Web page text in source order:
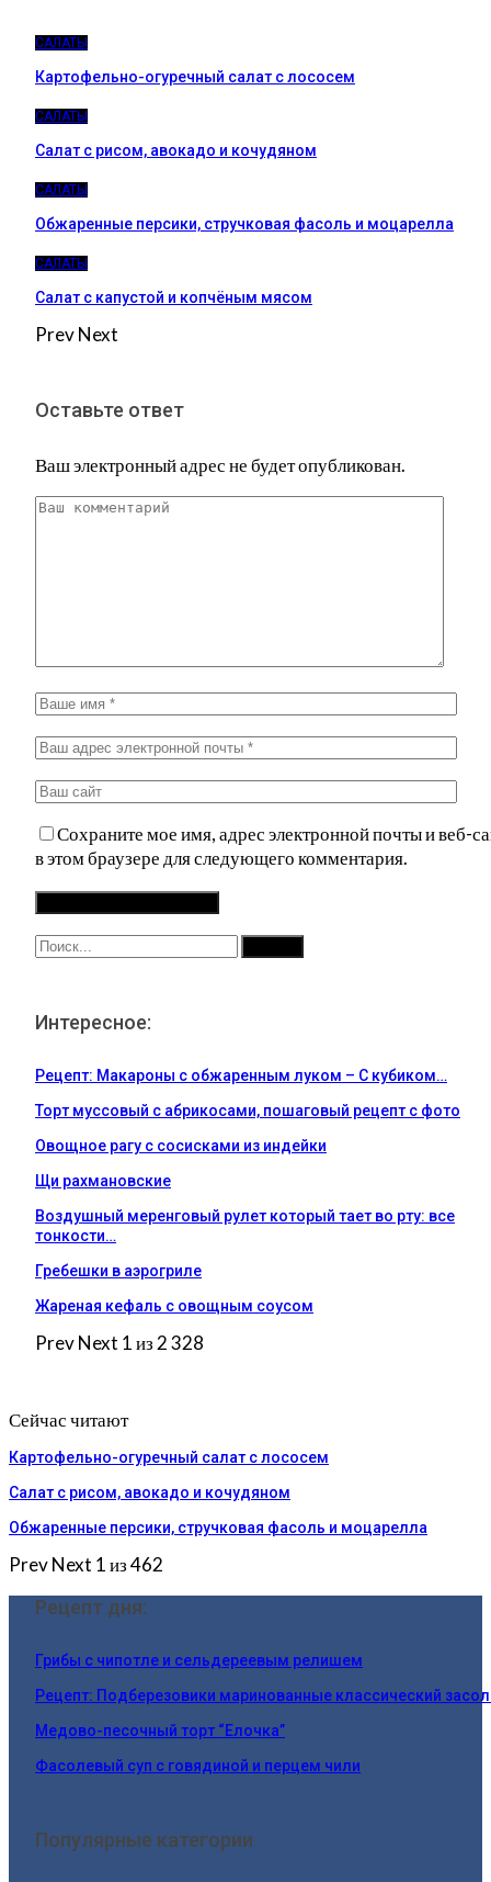
САЛАТЫ
Картофельно-огуречный салат с лососем
САЛАТЫ
Салат с рисом, авокадо и кочудяном
САЛАТЫ
Обжаренные персики, стручковая фасоль и моцарелла
САЛАТЫ
Салат с капустой и копчёным мясом
PrevNext
Оставьте ответ
Ваш электронный адрес не будет опубликован.
Сохраните мое имя, адрес электронной почты и веб-
в этом браузере для следующего комментария.
Интересное:
Рецепт: Макароны с обжаренным луком – С кубиком…
Торт муссовый с абрикосами, пошаговый рецепт с фото
Овощное рагу с сосисками из индейки
Щи рахмановские
Воздушный меренговый рулет который тает во рту: все
тонкости…
Гребешки в аэрогриле
Жареная кефаль с овощным соусом
PrevNext 1 из 2 328
Сейчас читают
Картофельно-огуречный салат с лососем
Салат с рисом, авокадо и кочудяном
Обжаренные персики, стручковая фасоль и моцарелла
PrevNext 1 из 462
Рецепт дня:
Грибы с чипотле и сельдереевым релишем
Рецепт: Подберезовики маринованные классический
Медово-песочный торт “Елочка”
Фасолевый суп с говядиной и перцем чили
Популярные категории